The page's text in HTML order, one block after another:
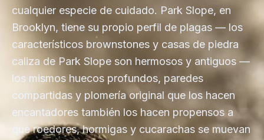
cualquier especie de cuidado. Park Slope, en
Brooklyn, tiene su propio perfil de plagas — los
característicos brownstones y casas de piedra
caliza de Park Slope son hermosos y antiguos —
los mismos huecos profundos, paredes
compartidas y plomería original que los hacen
encantadores también los hacen propensos a
que roedores, hormigas y cucarachas se muevan